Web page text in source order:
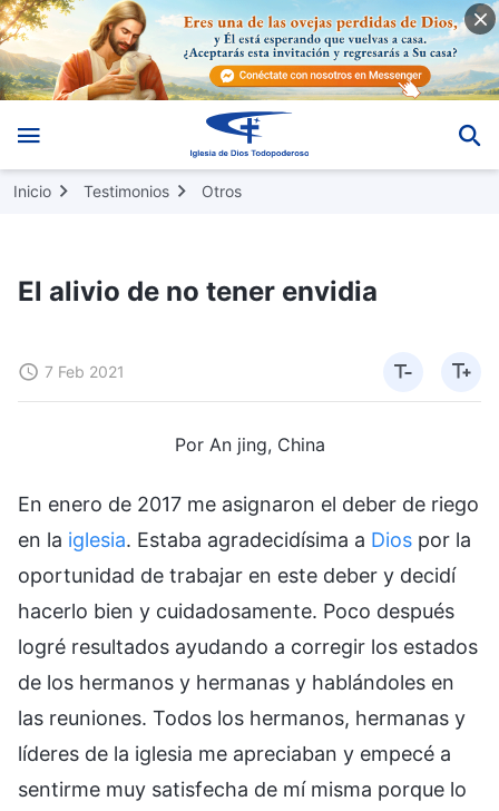
Inicio Testimonios Otros
El alivio de no tener envidia
7 Feb 2021
Por An jing, China
En enero de 2017 me asignaron el deber de riego
en la iglesia. Estaba agradecidísima a Dios por la
oportunidad de trabajar en este deber y decidí
hacerlo bien y cuidadosamente. Poco después
logré resultados ayudando a corregir los estados
de los hermanos y hermanas y hablándoles en
las reuniones. Todos los hermanos, hermanas y
líderes de la iglesia me apreciaban y empecé a
sentirme muy satisfecha de mí misma porque lo